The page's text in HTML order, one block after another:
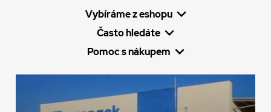
Vybíráme z eshopu
Často hledáte
Pomoc s nákupem